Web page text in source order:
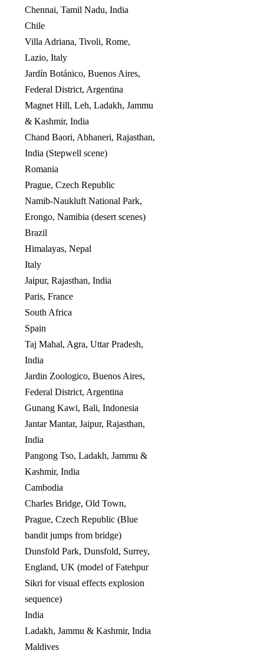
Chennai, Tamil Nadu, India
Chile
Villa Adriana, Tivoli, Rome,
Lazio, Italy
Jardín Botánico, Buenos Aires,
Federal District, Argentina
Magnet Hill, Leh, Ladakh, Jammu
& Kashmir, India
Chand Baori, Abhaneri, Rajasthan,
India (Stepwell scene)
Romania
Prague, Czech Republic
Namib-Naukluft National Park,
Erongo, Namibia (desert scenes)
Brazil
Himalayas, Nepal
Italy
Jaipur, Rajasthan, India
Paris, France
South Africa
Spain
Taj Mahal, Agra, Uttar Pradesh,
India
Jardin Zoologico, Buenos Aires,
Federal District, Argentina
Gunang Kawi, Bali, Indonesia
Jantar Mantar, Jaipur, Rajasthan,
India
Pangong Tso, Ladakh, Jammu &
Kashmir, India
Cambodia
Charles Bridge, Old Town,
Prague, Czech Republic (Blue
bandit jumps from bridge)
Dunsfold Park, Dunsfold, Surrey,
England, UK (model of Fatehpur
Sikri for visual effects explosion
sequence)
India
Ladakh, Jammu & Kashmir, India
Maldives